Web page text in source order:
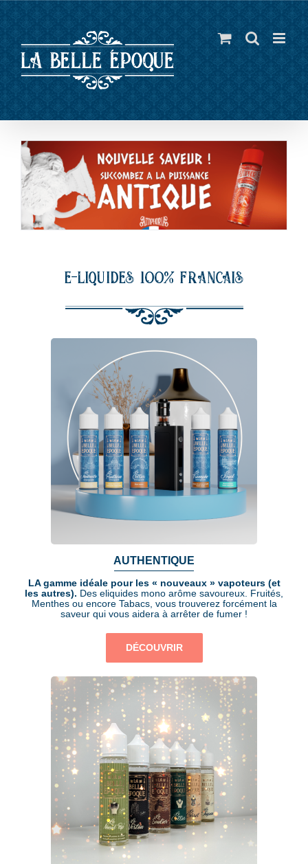
Skip
to
e-liquides 100% francais
AUTHENTIQUE
LA gamme idéale pour les « nouveaux » vapoteurs (et
les autres). Des eliquides mono arôme savoureux. Fruités,
Menthes ou encore Tabacs, vous trouverez forcément la
saveur qui vous aidera à arrêter de fumer !
DÉCOUVRIR